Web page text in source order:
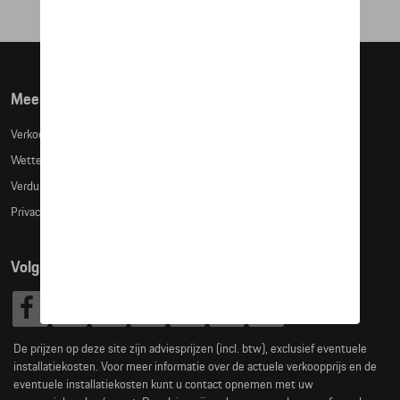
Meer info
Verkoopsvoorwaarden
Wettelijke bepalingen
Verduidelijking kledingmaten
Privacybeleid
Volg Ons
De prijzen op deze site zijn adviesprijzen (incl. btw), exclusief eventuele
installatiekosten. Voor meer informatie over de actuele verkoopprijs en de
eventuele installatiekosten kunt u contact opnemen met uw